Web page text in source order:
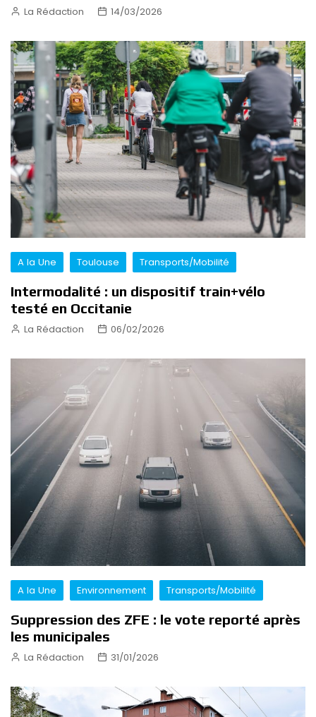
La Rédaction 14/03/2026
A la Une Toulouse Transports/Mobilité
Intermodalité : un dispositif train+vélo
testé en Occitanie
La Rédaction 06/02/2026
A la Une Environnement Transports/Mobilité
Suppression des ZFE : le vote reporté après
les municipales
La Rédaction 31/01/2026